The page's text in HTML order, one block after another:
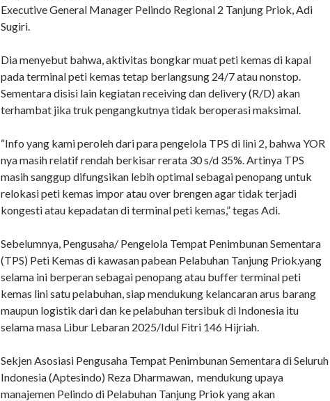
Executive General Manager Pelindo Regional 2 Tanjung Priok, Adi
Sugiri.
Dia menyebut bahwa, aktivitas bongkar muat peti kemas di kapal
pada terminal peti kemas tetap berlangsung 24/7 atau nonstop.
Sementara disisi lain kegiatan receiving dan delivery (R/D) akan
terhambat jika truk pengangkutnya tidak beroperasi maksimal.
“Info yang kami peroleh dari para pengelola TPS di lini 2, bahwa YOR
nya masih relatif rendah berkisar rerata 30 s/d 35%. Artinya TPS
masih sanggup difungsikan lebih optimal sebagai penopang untuk
relokasi peti kemas impor atau over brengen agar tidak terjadi
kongesti atau kepadatan di terminal peti kemas,” tegas Adi.
Sebelumnya, Pengusaha/ Pengelola Tempat Penimbunan Sementara
(TPS) Peti Kemas di kawasan pabean Pelabuhan Tanjung Priok.yang
selama ini berperan sebagai penopang atau buffer terminal peti
kemas lini satu pelabuhan, siap mendukung kelancaran arus barang
maupun logistik dari dan ke pelabuhan tersibuk di Indonesia itu
selama masa Libur Lebaran 2025/Idul Fitri 146 Hijriah.
Sekjen Asosiasi Pengusaha Tempat Penimbunan Sementara di Seluruh
Indonesia (Aptesindo) Reza Dharmawan, mendukung upaya
manajemen Pelindo di Pelabuhan Tanjung Priok yang akan